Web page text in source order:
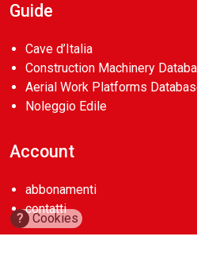
Guide
Cave d’Italia
Construction Machinery
Aerial Work Platforms
Noleggio Edile
Account
abbonamenti
contatti
? Cookies